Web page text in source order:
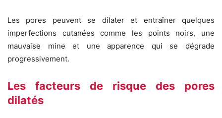
Les pores peuvent se dilater et entraîner quelques
imperfections cutanées comme les points noirs, une
mauvaise mine et une apparence qui se dégrade
progressivement.
Les facteurs de risque des pores
dilatés